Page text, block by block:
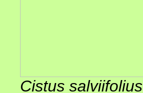
Cistus salviifolius